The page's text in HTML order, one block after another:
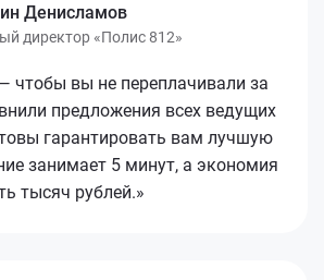
Денисламов
директор «Полис 812»
чтобы вы не переплачивали за
предложения всех ведущих
гарантировать вам лучшую
занимает 5 минут, а экономия
тысяч рублей.»